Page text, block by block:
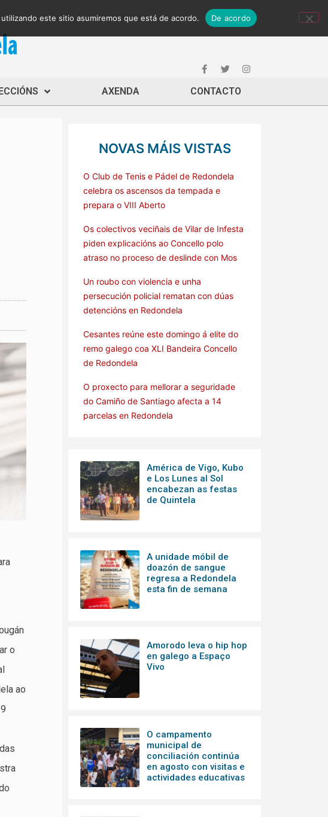
AXENDA CONTACTO
o
ao
NOVAS MÁIS VISTAS
O Club de Tenis e Pádel de Redondela
celebra os ascensos da tempada e
prepara o VIII Aberto
Os colectivos veciñais de Vilar de Infesta
piden explicacións ao Concello polo
atraso no proceso de deslinde con Mos
Un roubo con violencia e unha
persecución policial rematan con dúas
detencións en Redondela
Cesantes reúne este domingo á elite do
remo galego coa XLI Bandeira Concello
de Redondela
O proxecto para mellorar a seguridade
do Camiño de Santiago afecta a 14
parcelas en Redondela
América de Vigo, Kubo
e Los Lunes al Sol
encabezan as festas
de Quintela
A unidade móbil de
doazón de sangue
regresa a Redondela
esta fin de semana
Amorodo leva o hip hop
en galego a Espaço
Vivo
O campamento
municipal de
conciliación continúa
en agosto con visitas e
actividades educativas
este sitio asumiremos que está de acordo. De acordo